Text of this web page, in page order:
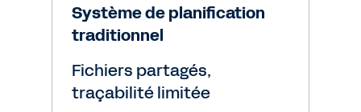
Système de planification
traditionnel
Fichiers partagés,
traçabilité limitée